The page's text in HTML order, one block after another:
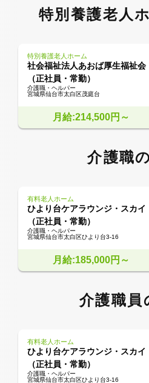
特別養護老人
特別養護老人ホーム
社会福祉法人あおば厚生福祉会
（正社員・常勤）
介護職・ヘルパー
宮城県仙台市太白区茂庭台
月給:214,500円～
介護職
有料老人ホーム
ひより台ケアラウンジ・スカイ
（正社員・常勤）
介護職・ヘルパー
宮城県仙台市太白区ひより台3-16
月給:185,000円～
介護職員
有料老人ホーム
ひより台ケアラウンジ・スカイ
（正社員・常勤）
介護職・ヘルパー
宮城県仙台市太白区ひより台3-16